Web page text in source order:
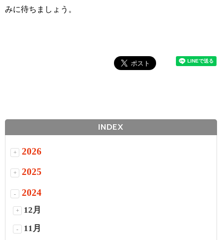
みに待ちましょう。
INDEX
+ 2026
+ 2025
- 2024
+ 12月
- 11月